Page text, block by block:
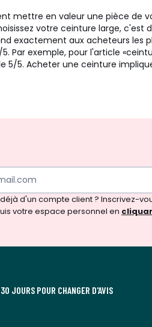
mettre en valeur une pièce de
votre ceinture large, c'est
exactement aux acheteurs les
exemple, pour l'article
5/5. Acheter une ceinture
d'un compte client ? Inscrivez-
votre espace personnel en
30 JOURS POUR CHANGER D'AVIS